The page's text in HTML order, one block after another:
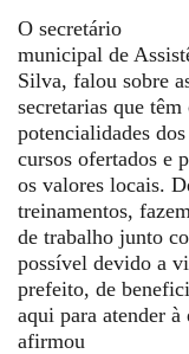
O secretário
municipal de
Silva, falou sobre
secretarias que
potencialidades
cursos ofertados e
os valores locais.
treinamentos,
de trabalho junto
possível devido a
prefeito, de
aqui para atender
afirmou